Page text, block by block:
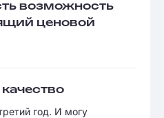
возможность
ценовой
год. И могу